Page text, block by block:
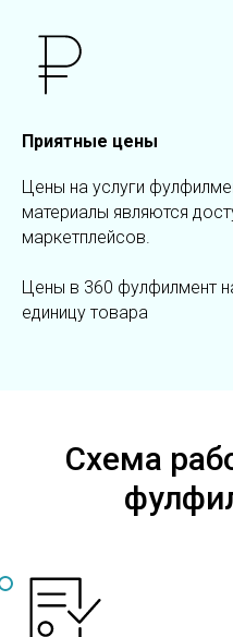
Приятные цены
Цены на услуги
материалы являются
маркетплейсов.
Цены в 360 фулфилмент
единицу товара
Схема